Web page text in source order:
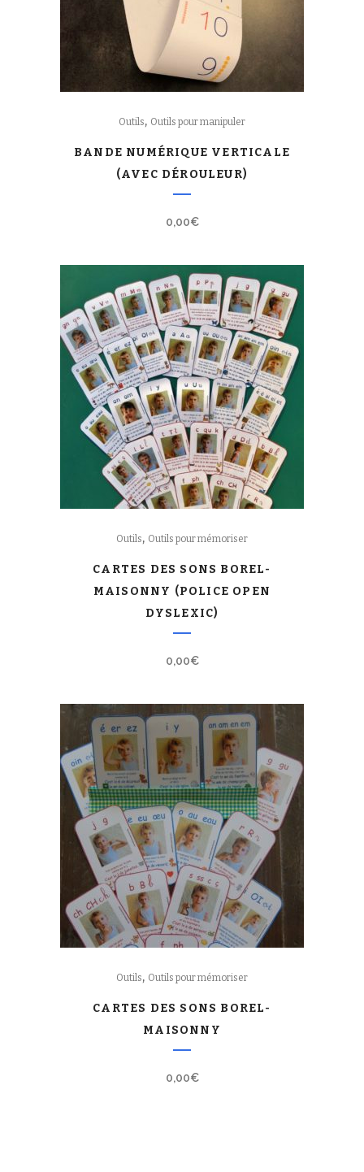
Outils, Outils pour manipuler
BANDE NUMÉRIQUE VERTICALE
(AVEC DÉROULEUR)
0,00€
Outils, Outils pour mémoriser
CARTES DES SONS BOREL-
MAISONNY (POLICE OPEN
DYSLEXIC)
0,00€
Outils, Outils pour mémoriser
CARTES DES SONS BOREL-
MAISONNY
0,00€